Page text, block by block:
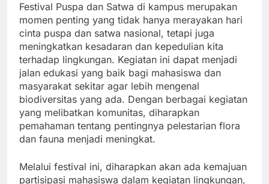
Festival Puspa dan Satwa di kampus merupakan
momen penting yang tidak hanya merayakan hari
cinta puspa dan satwa nasional, tetapi juga
meningkatkan kesadaran dan kepedulian kita
terhadap lingkungan. Kegiatan ini dapat menjadi
jalan edukasi yang baik bagi mahasiswa dan
masyarakat sekitar agar lebih mengenal
biodiversitas yang ada. Dengan berbagai kegiatan
yang melibatkan komunitas, diharapkan
pemahaman tentang pentingnya pelestarian flora
dan fauna menjadi meningkat.
Melalui festival ini, diharapkan akan ada kemajuan
partisipasi mahasiswa dalam kegiatan lingkungan,